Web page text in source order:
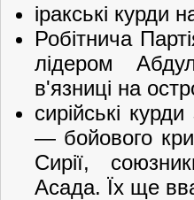
іракські курди
Робітнича
лідером
в'язниці на
сирійські
— бойового
Сирії,
Асада. Їх ще